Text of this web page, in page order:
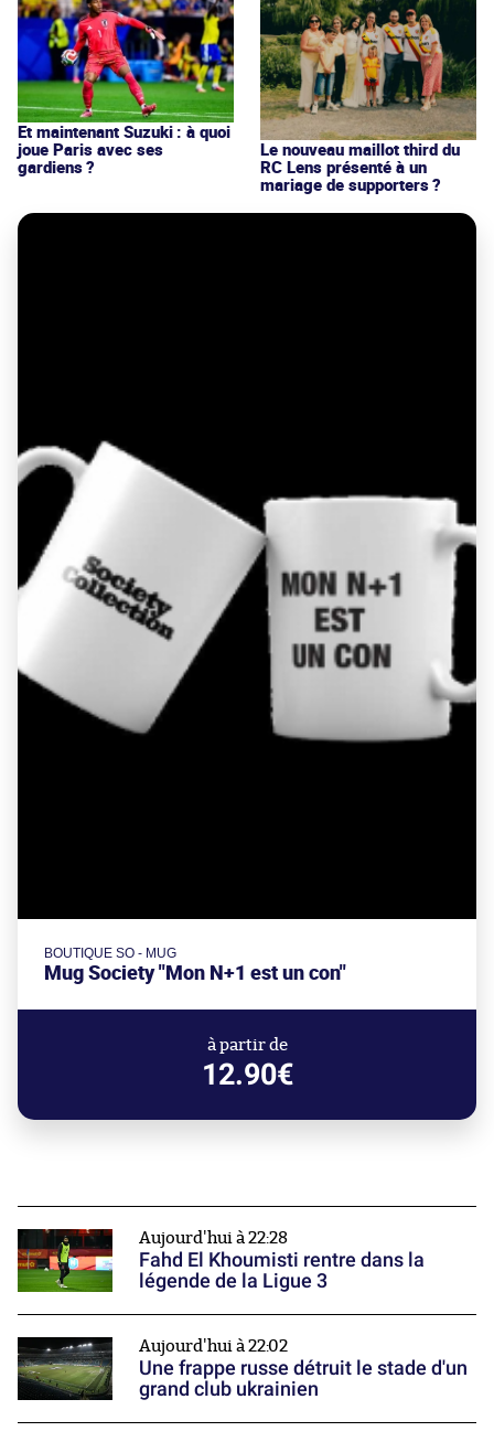
Et maintenant Suzuki : à quoi
joue Paris avec ses
gardiens ?
Le nouveau maillot third du
RC Lens présenté à un
mariage de supporters ?
BOUTIQUE SO - MUG
Mug Society "Mon N+1 est un con"
à partir de
12.90€
Aujourd'hui à 22:28
Fahd El Khoumisti rentre dans la
légende de la Ligue 3
Aujourd'hui à 22:02
Une frappe russe détruit le stade d'un
grand club ukrainien